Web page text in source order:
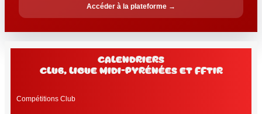
Accéder à la plateforme →
Calendriers
club, Ligue Midi-Pyrénées et FFtir
Compétitions Club